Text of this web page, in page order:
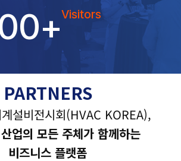
+Visitors
PARTNERS
설비전시회(HVAC KOREA),
업의 모든 주체가 함께하는
비즈니스 플랫폼